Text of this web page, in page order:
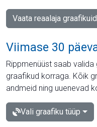
Vaata reaalaja graafikuid
Viimase 30
Rippmenüüst saab
graafikud korraga. Kõik
andmeid ning uuenevad
Vali graafiku tüüp